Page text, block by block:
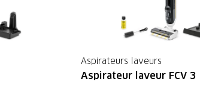
Aspirateurs laveurs
Aspirateur laveur FCV 3